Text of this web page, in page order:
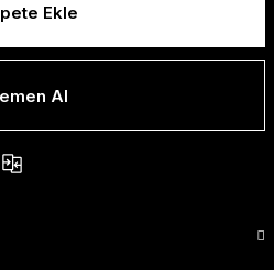
Ekle
Al